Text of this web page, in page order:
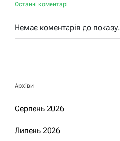
Останні коментарі
Немає коментарів до показу.
Архіви
Серпень 2026
Липень 2026